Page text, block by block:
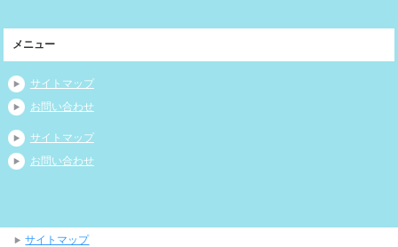
メニュー
サイトマップ
お問い合わせ
サイトマップ
お問い合わせ
サイトマップ